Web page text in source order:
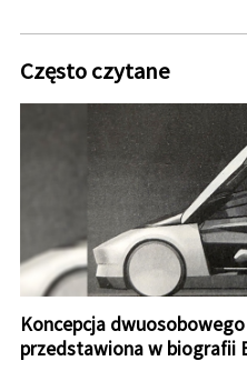
Często czytane
Koncepcja
przedstawiona w biografii